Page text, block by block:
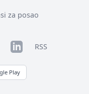
za posao
LinkedInRSS
Play